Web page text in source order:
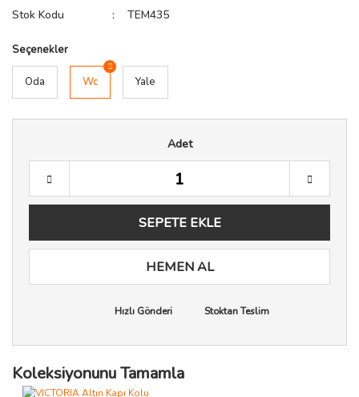
Stok Kodu
TEM435
Seçenekler
Oda Wc Yale
Adet
SEPETE EKLE
HEMEN AL
Hızlı Gönderi Stoktan Teslim
Koleksiyonunu Tamamla